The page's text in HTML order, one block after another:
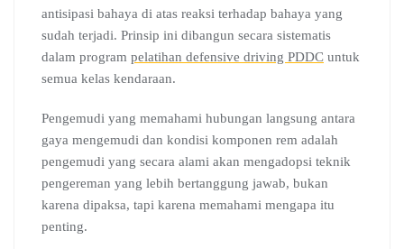
antisipasi bahaya di atas reaksi terhadap bahaya yang
sudah terjadi. Prinsip ini dibangun secara sistematis
dalam program pelatihan defensive driving PDDC untuk
semua kelas kendaraan.
Pengemudi yang memahami hubungan langsung antara
gaya mengemudi dan kondisi komponen rem adalah
pengemudi yang secara alami akan mengadopsi teknik
pengereman yang lebih bertanggung jawab, bukan
karena dipaksa, tapi karena memahami mengapa itu
penting.